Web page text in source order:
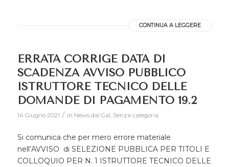
CONTINUA A LEGGERE
ERRATA CORRIGE DATA DI
SCADENZA AVVISO PUBBLICO
ISTRUTTORE TECNICO DELLE
DOMANDE DI PAGAMENTO 19.2
14 Giugno 2021 / in News dal Gal Senza categoria
Si comunica che per mero errore materiale
nell’AVVISO di SELEZIONE PUBBLICA PER TITOLI E
COLLOQUIO PER N. 1 ISTRUTTORE TECNICO DELLE